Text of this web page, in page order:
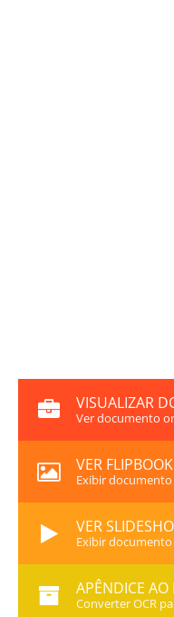
VISUALIZAR
Ver documento
VER FLIPBOOK
Exibir
VER
Exibir
APÊNDICE
Converter OCR